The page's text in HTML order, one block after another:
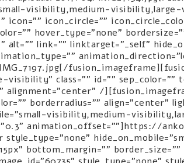
visibility,medium-
icon="" icon_circle=""
hover_type="none"
alt="" link="" linktarget="_self"
visibility" class="" id="" sep_color=""
alignment="center" /
borderradius="" align="center"
visibility,medium-
animation_offset=""]https://
style_type="none"
bottom_margin=""